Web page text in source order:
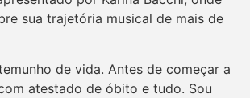
sua trajetória musical de mais de
de vida. Antes de começar a
atestado de óbito e tudo. Sou